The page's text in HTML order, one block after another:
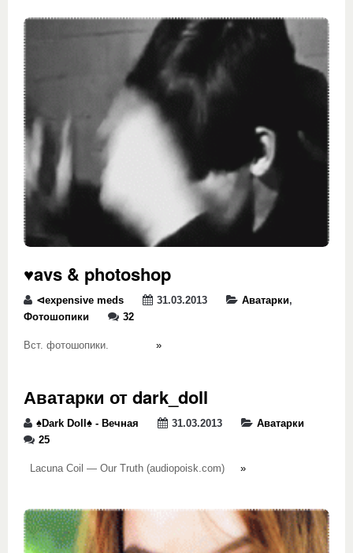
♥avs & photoshop
⊲expensive meds 31.03.2013 Аватарки,
Фотошопики
32
Вст. фотошопики. »
Аватарки от dark_doll
♠Dark Doll♠ - Вечная 31.03.2013
Аватарки
25
Lacuna Coil — Our Truth (audiopoisk.com) »